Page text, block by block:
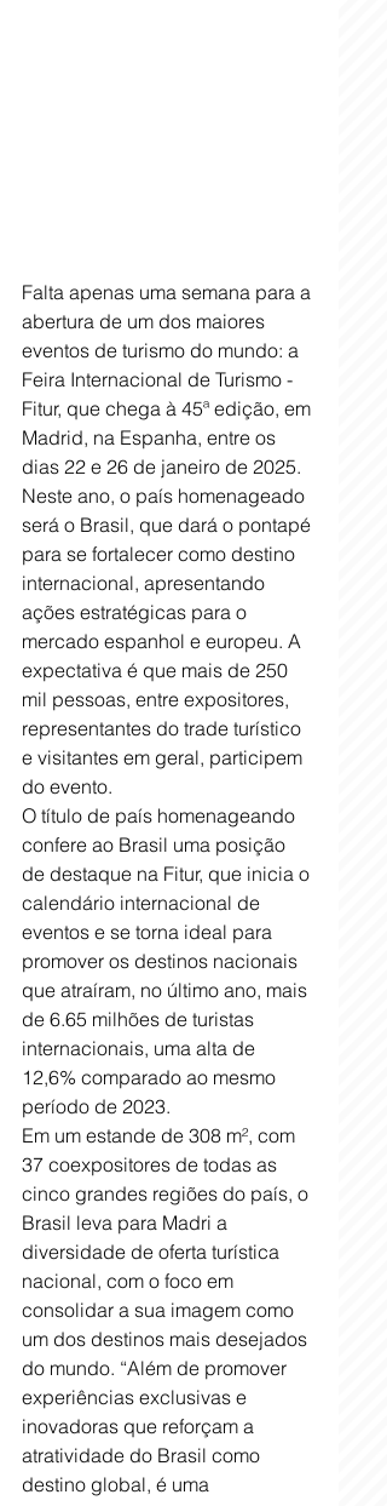
Falta apenas uma semana para a
abertura de um dos maiores
eventos de turismo do mundo: a
Feira Internacional de Turismo -
Fitur, que chega à 45ª edição, em
Madrid, na Espanha, entre os
dias 22 e 26 de janeiro de 2025.
Neste ano, o país homenageado
será o Brasil, que dará o pontapé
para se fortalecer como destino
internacional, apresentando
ações estratégicas para o
mercado espanhol e europeu. A
expectativa é que mais de 250
mil pessoas, entre expositores,
representantes do trade turístico
e visitantes em geral, participem
do evento.
O título de país homenageando
confere ao Brasil uma posição
de destaque na Fitur, que inicia o
calendário internacional de
eventos e se torna ideal para
promover os destinos nacionais
que atraíram, no último ano, mais
de 6.65 milhões de turistas
internacionais, uma alta de
12,6% comparado ao mesmo
período de 2023.
Em um estande de 308 m², com
37 coexpositores de todas as
cinco grandes regiões do país, o
Brasil leva para Madri a
diversidade de oferta turística
nacional, com o foco em
consolidar a sua imagem como
um dos destinos mais desejados
do mundo. “Além de promover
experiências exclusivas e
inovadoras que reforçam a
atratividade do Brasil como
destino global, é uma